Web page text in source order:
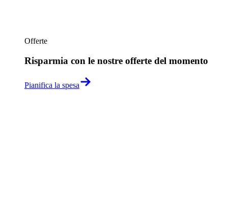
Offerte
Risparmia con le nostre offerte del momento
Pianifica la spesa